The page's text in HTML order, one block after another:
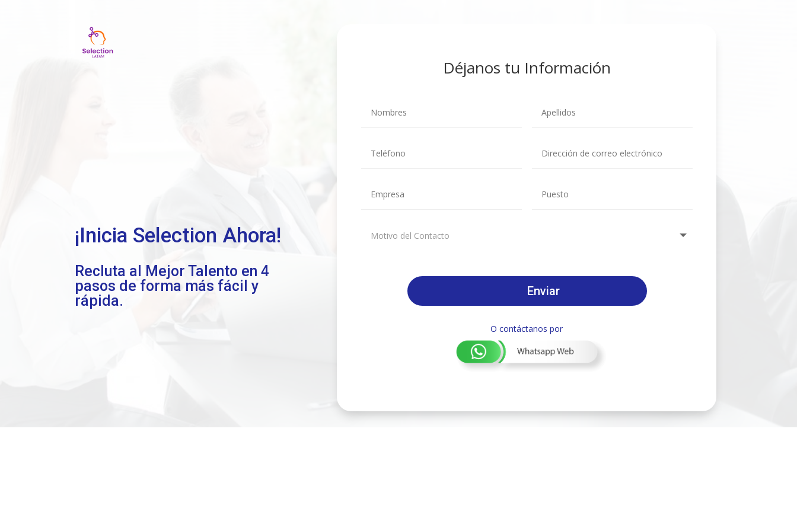
¡Inicia Selection Ahora!
Recluta al Mejor Talento en 4
pasos de forma más fácil y
rápida.
Déjanos tu Información
Enviar
O contáctanos por